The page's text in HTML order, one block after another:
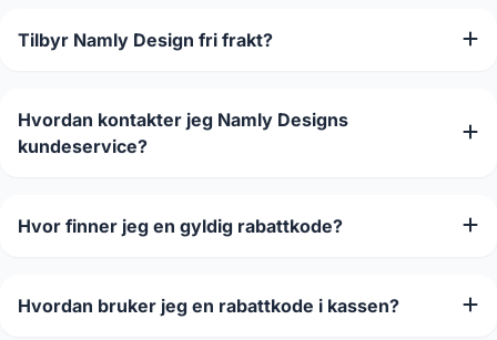
Tilbyr Namly Design fri frakt?
Hvordan kontakter jeg Namly Designs
kundeservice?
Hvor finner jeg en gyldig rabattkode?
Hvordan bruker jeg en rabattkode i kassen?